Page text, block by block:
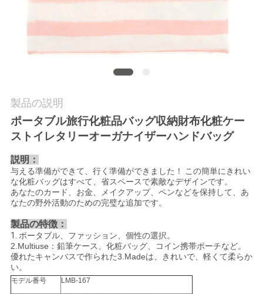
PRIVACY
POLICY
製品の説明
ポータブル旅行化粧品バッグ収納財布化粧ケー
ストイレタリーオーガナイザーハンドバッグ
説明：
与える準備ができて、行く準備ができました！
この簡単にきれい
な化粧バッグはすべて、省スペースで素敵なデザインです。
あなたのカード、お金、メイクアップ、ペンなどを保持して、あ
なたの野外活動のための完璧な追加です。
製品の特徴：
1. ポータブル、ファッション、個性の選択。
2.Multiuse：鉛筆ケース、化粧バッグ、コイン携帯ポーチなど。
優れたキャンバスで作られた3.Madeは、きれいで、軽くて柔らか
い。
モデル番号 LMB-167